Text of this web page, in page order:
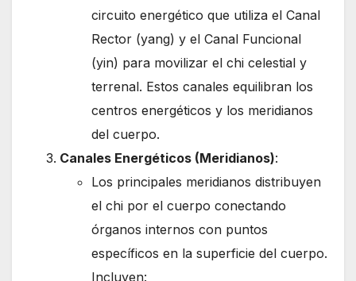
circuito energético que utiliza el Canal
Rector (yang) y el Canal Funcional
(yin) para movilizar el chi celestial y
terrenal. Estos canales equilibran los
centros energéticos y los meridianos
del cuerpo.
Canales Energéticos (Meridianos):
Los principales meridianos distribuyen
el chi por el cuerpo conectando
órganos internos con puntos
específicos en la superficie del cuerpo.
Incluyen: